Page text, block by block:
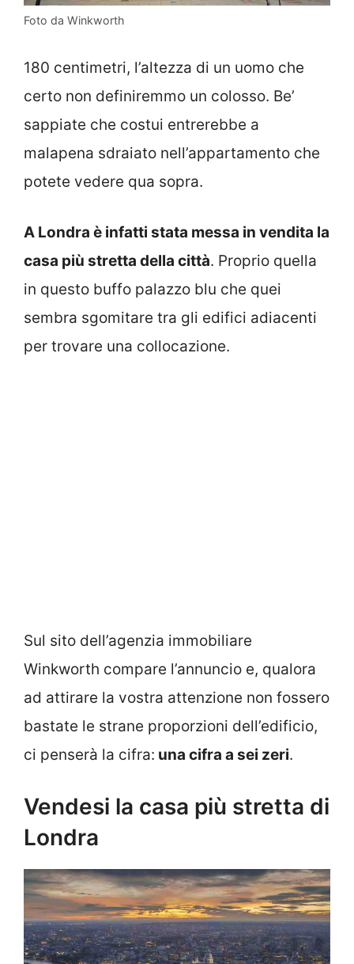
Foto da Winkworth
180 centimetri, l’altezza di un uomo che
certo non definiremmo un colosso. Be’
sappiate che costui entrerebbe a
malapena sdraiato nell’appartamento che
potete vedere qua sopra.
A Londra è infatti stata messa in vendita la
casa più stretta della città. Proprio quella
in questo buffo palazzo blu che quei
sembra sgomitare tra gli edifici adiacenti
per trovare una collocazione.
Sul sito dell’agenzia immobiliare
Winkworth compare l’annuncio e, qualora
ad attirare la vostra attenzione non fossero
bastate le strane proporzioni dell’edificio,
ci penserà la cifra: una cifra a sei zeri.
Vendesi la casa più stretta di
Londra